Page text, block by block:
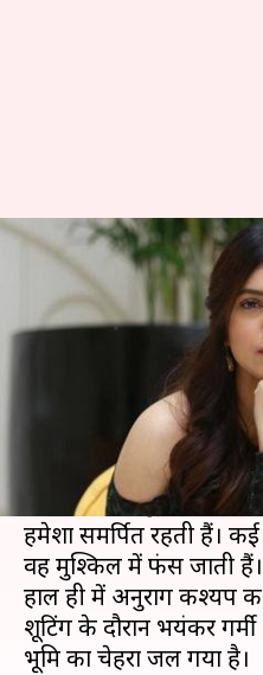
'सांड की आँख' की
भूमि पेडनेकर का
लेखन प्रदीप मौर्य संपादन Manoj
भूमि पेडनेकर बॉलीवुड की
अभिनेत्रियों में से एक हैं।
वह एक प्रतिबद्ध
हमेशा समर्पित रहती हैं।
वह मुश्किल में फंस जाती हैं।
हाल ही में अनुराग कश्यप
शूटिंग के दौरान भयंकर
भूमि का चेहरा जल गया है।